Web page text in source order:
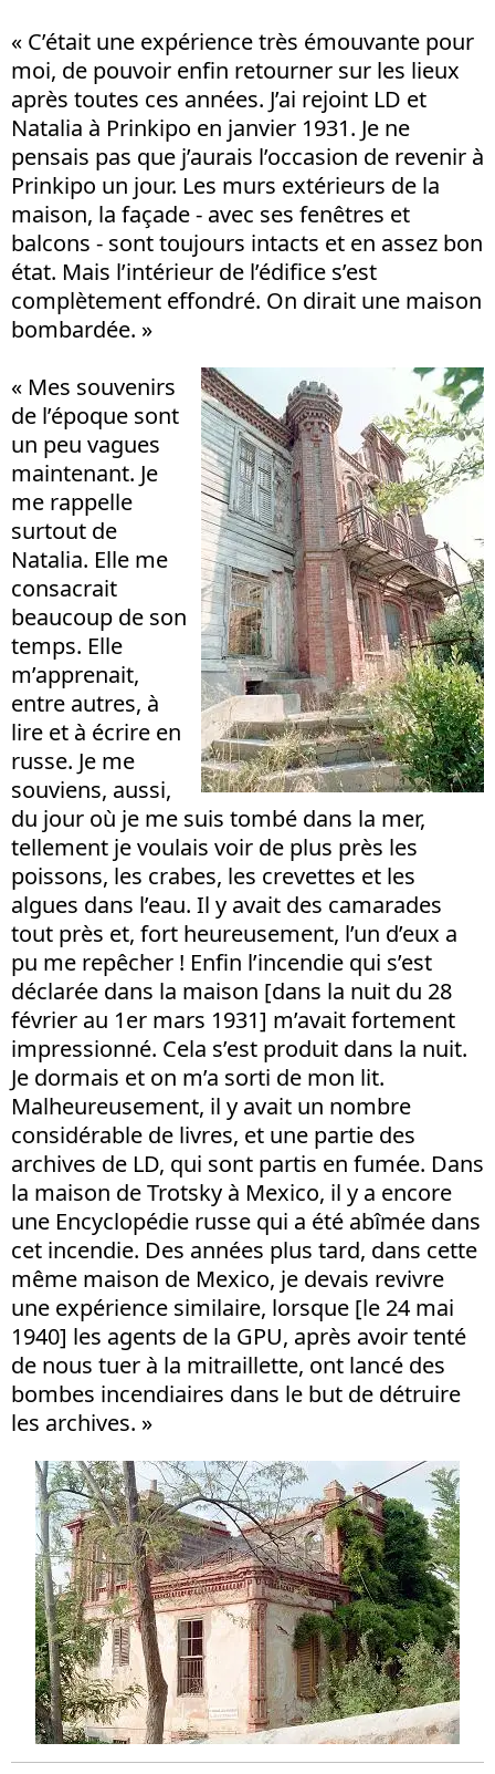
« C’était une expérience très émouvante pour
moi, de pouvoir enfin retourner sur les lieux
après toutes ces années. J’ai rejoint LD et
Natalia à Prinkipo en janvier 1931. Je ne
pensais pas que j’aurais l’occasion de revenir à
Prinkipo un jour. Les murs extérieurs de la
maison, la façade - avec ses fenêtres et
balcons - sont toujours intacts et en assez bon
état. Mais l’intérieur de l’édifice s’est
complètement effondré. On dirait une maison
bombardée. »
« Mes souvenirs
de l’époque sont
un peu vagues
maintenant. Je
me rappelle
surtout de
Natalia. Elle me
consacrait
beaucoup de son
temps. Elle
m’apprenait,
entre autres, à
lire et à écrire en
russe. Je me
souviens, aussi,
du jour où je me suis tombé dans la mer,
tellement je voulais voir de plus près les
poissons, les crabes, les crevettes et les
algues dans l’eau. Il y avait des camarades
tout près et, fort heureusement, l’un d’eux a
pu me repêcher ! Enfin l’incendie qui s’est
déclarée dans la maison [dans la nuit du 28
février au 1er mars 1931] m’avait fortement
impressionné. Cela s’est produit dans la nuit.
Je dormais et on m’a sorti de mon lit.
Malheureusement, il y avait un nombre
considérable de livres, et une partie des
archives de LD, qui sont partis en fumée. Dans
la maison de Trotsky à Mexico, il y a encore
une Encyclopédie russe qui a été abîmée dans
cet incendie. Des années plus tard, dans cette
même maison de Mexico, je devais revivre
une expérience similaire, lorsque [le 24 mai
1940] les agents de la GPU, après avoir tenté
de nous tuer à la mitraillette, ont lancé des
bombes incendiaires dans le but de détruire
les archives. »